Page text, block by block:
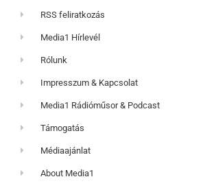
RSS feliratkozás
Media1 Hírlevél
Rólunk
Impresszum & Kapcsolat
Media1 Rádióműsor & Podcast
Támogatás
Médiaajánlat
About Media1